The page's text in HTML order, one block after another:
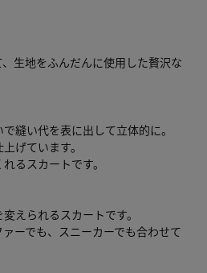
生地をふんだんに使用した贅沢な
縫い代を表に出して立体的に。
げています。
るスカートです。
えられるスカートです。
ーでも、スニーカーでも合わせて